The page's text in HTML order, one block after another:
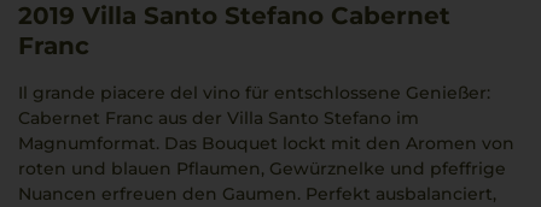
2019 Villa Santo Stefano Cabernet
Franc
Il grande piacere del vino für entschlossene Genießer:
Cabernet Franc aus der Villa Santo Stefano im
Magnumformat. Das Bouquet lockt mit den Aromen von
roten und blauen Pflaumen, Gewürznelke und pfeffrige
Nuancen erfreuen den Gaumen. Perfekt ausbalanciert,